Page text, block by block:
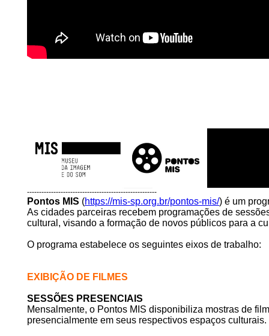
------------------------------------------------------
Pontos MIS (https://mis-sp.org.br/pontos-mis/) é um
As cidades parceiras recebem programações de
cultural, visando a formação de novos públicos para a
O programa estabelece os seguintes eixos de trabalho:
EXIBIÇÃO DE FILMES
SESSÕES PRESENCIAIS
Mensalmente, o Pontos MIS disponibiliza mostras de
presencialmente em seus respectivos espaços culturais.